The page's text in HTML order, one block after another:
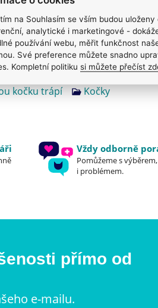
3
kočku trápí Kočky
Vždy odborně
Pomůžeme s
i problémem.
přímo od
e-mailu.
na Souhlasím se vším budou
analytické i marketingové -
používání webu, měřit funkčnost
Své preference můžete snadno
Kompletní politiku si můžete přečíst